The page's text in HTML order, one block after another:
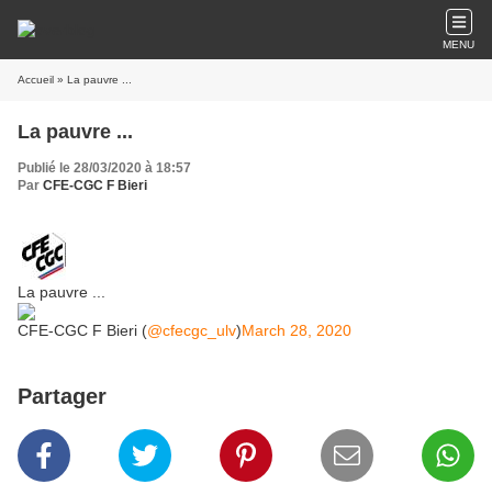
MENU
Accueil » La pauvre ...
La pauvre ...
Publié le 28/03/2020 à 18:57
Par CFE-CGC F Bieri
La pauvre ...
CFE-CGC F Bieri (@cfecgc_ulv)March 28, 2020
Partager